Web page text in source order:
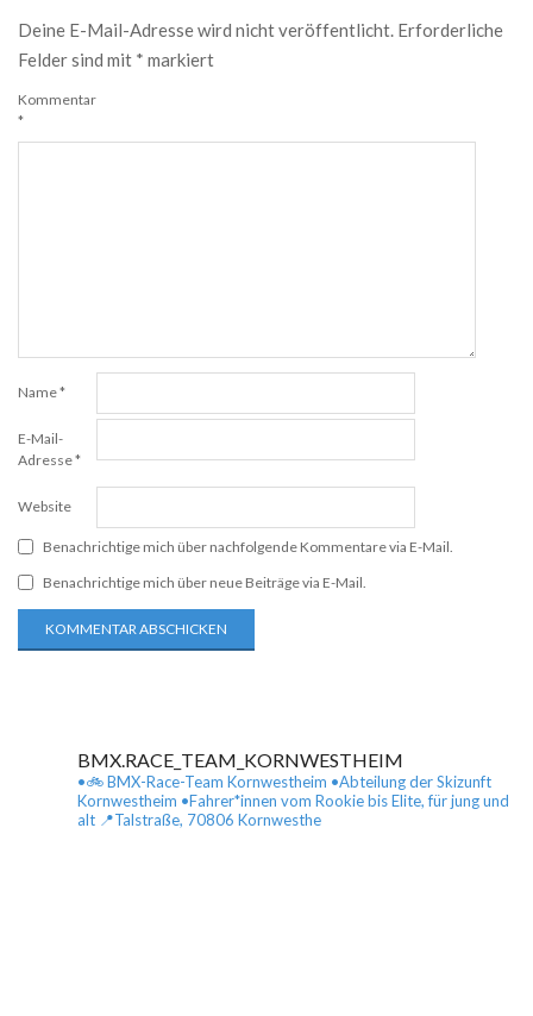
Deine E-Mail-Adresse wird nicht veröffentlicht. Erforderliche
Felder sind mit * markiert
Kommentar
*
Name*
E-Mail-
Adresse*
Website
Benachrichtige mich über nachfolgende Kommentare via E-Mail.
Benachrichtige mich über neue Beiträge via E-Mail.
BMX.RACE_TEAM_KORNWESTHEIM
•🚲 BMX-Race-Team Kornwestheim •Abteilung der Skizunft
Kornwestheim •Fahrer*innen vom Rookie bis Elite, für jung und
alt 📍Talstraße, 70806 Kornwesthe